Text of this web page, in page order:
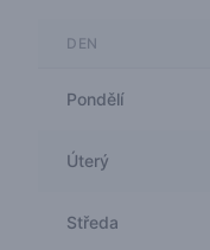
DEN
Pondělí
Úterý
Středa